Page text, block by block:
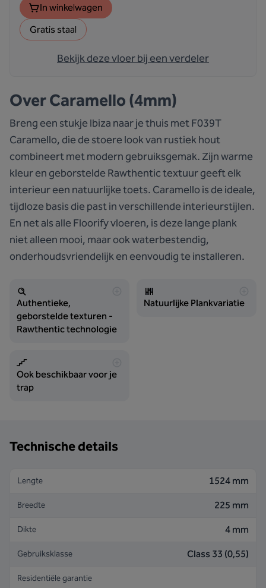
In winkelwagen
Gratis staal
Bekijk deze vloer bij een verdeler
OverCaramello (4mm)
Breng een stukje Ibiza naar je thuis met F039T
Caramello, die de stoere look van rustiek hout
combineert met modern gebruiksgemak. Zijn warme
kleur en geborstelde Rawthentic textuur geeft elk
interieur een natuurlijke toets. Caramello is de ideale,
tijdloze basis die past in verschillende interieurstijlen.
En net als alle Floorify vloeren, is deze lange plank
niet alleen mooi, maar ook waterbestendig,
onderhoudsvriendelijk en eenvoudig te installeren.
Authentieke,
geborstelde texturen -
Rawthentic technologie
Natuurlijke Plankvariatie
Ook beschikbaar voor je
trap
Technische details
Lengte 1524 mm
Breedte 225 mm
Dikte 4 mm
Gebruiksklasse Class 33 (0,55)
Residentiële garantie